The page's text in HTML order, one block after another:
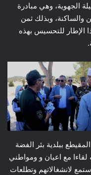
الجهوية، وهي مبادرة
والساكنة، وبذلك ثمن
الإطار للتحسيس بهذه
ببلدية بئر الفضة
لقاءا مع اعيان و ومواطني
لانشغالاتهم وتطلعات